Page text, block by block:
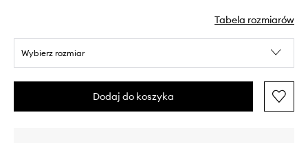
Tabela rozmiarów
Wybierz rozmiar
Dodaj do koszyka